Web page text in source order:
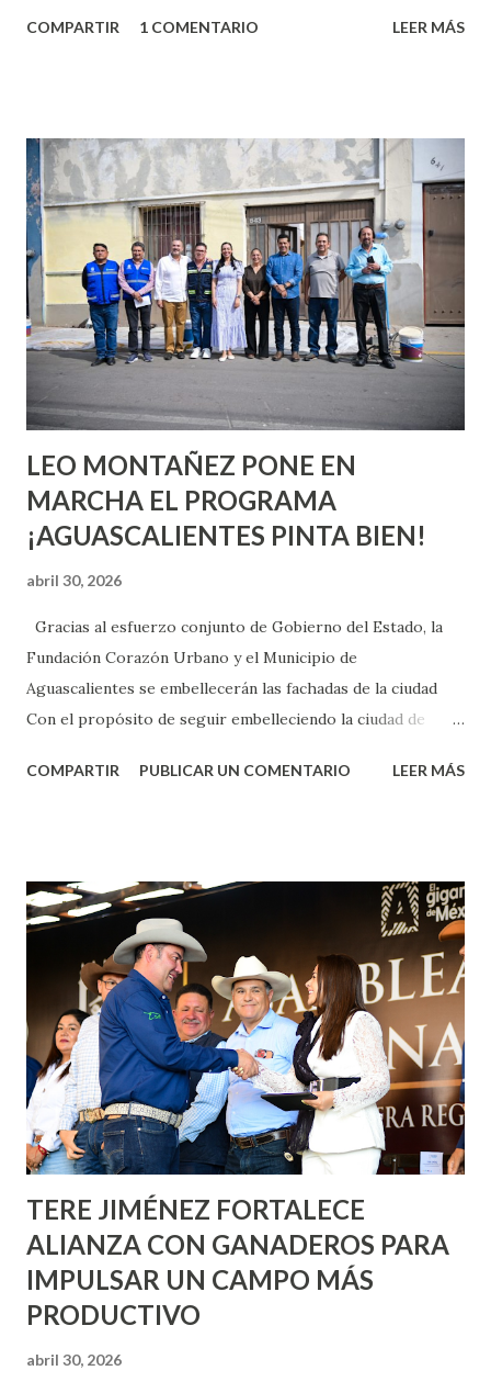
partes de ti que jamás hubieras imaginado. El problema es
conoces ni la mitad de lo que deberías saber. Pero incluso
quienes ya han tenido relaciones sexuales no son expertos
o expertas en el tema. Siempre hay algo nuevo que
aprender y nuevas experiencias que conocer. Si eres una
chica y aún no has tenido relaciones sexuales, tal vez
pienses que el sexo será increíble y no puedas esperar para
experimentarlo, pero como cualquier persona con
experiencia te dirá, siempre es mejor cuando ambas partes
son suficientemen...
COMPARTIR 1 COMENTARIO LEER MÁS
LEO MONTAÑEZ PONE EN
MARCHA EL PROGRAMA
¡AGUASCALIENTES PINTA BIEN!
abril 30, 2026
Gracias al esfuerzo conjunto de Gobierno del Estado, la
Fundación Corazón Urbano y el Municipio de
Aguascalientes se embellecerán las fachadas de la ciudad
Con el propósito de seguir embelleciendo la ciudad de
municipal, Leo Montañez dio inicio al programa
Corazón Urbano y el Municipio capital. Leo Montañez
informó que en este programa se usarán cerca de 90 mil
metros cuadrados de pintura, para dar inicio en la calle
Nieto, entre Jesús F. Elizondo y la calle 22 de Octubre, con
lo que se aplicará pintura en 66 casas. Posteriormente se
llevará este programa a Villas de Nuestra Señora de la
Asunción, Avenida Alameda y Decreto 27 de Septiembre, en
los edificios FOVISSSTE Ojo de Agua, en la comunidad
Norias de Paso Hondo y en los edificios de...
COMPARTIR PUBLICAR UN COMENTARIO LEER MÁS
TERE JIMÉNEZ FORTALECE
ALIANZA CON GANADEROS PARA
IMPULSAR UN CAMPO MÁS
PRODUCTIVO
abril 30, 2026